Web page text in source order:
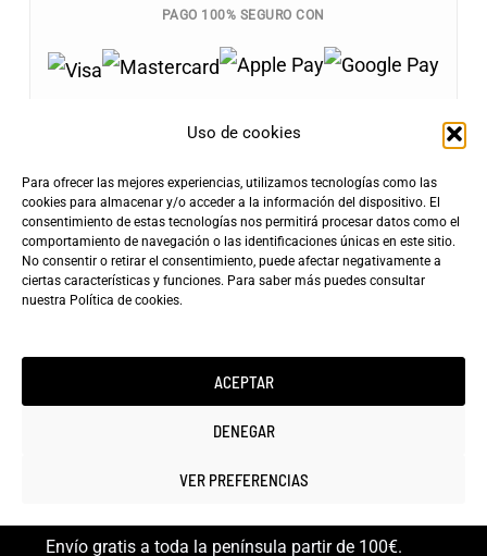
Uso de cookies
Para ofrecer las mejores experiencias, utilizamos tecnologías como las
cookies para almacenar y/o acceder a la información del dispositivo. El
consentimiento de estas tecnologías nos permitirá procesar datos como el
comportamiento de navegación o las identificaciones únicas en este sitio.
No consentir o retirar el consentimiento, puede afectar negativamente a
ciertas características y funciones. Para saber más puedes consultar
nuestra Política de cookies.
ACEPTAR
DENEGAR
VER PREFERENCIAS
PAGO 100% SEGURO CON
Tarifa de Envío
4,90€
Entrega Rápida
24-72h
Envíos Gratis
+100€
Copyright ©2025 minicarfilms.com
Envío gratis a toda la península partir de 100€.